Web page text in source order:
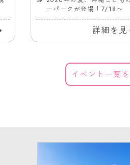
ーパークが登場！7/18〜
詳細を見
イベント一覧